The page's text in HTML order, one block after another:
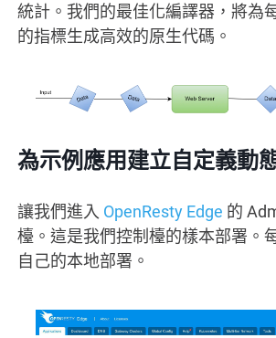
統計。我們的最佳化編譯器，將為
的指標生成高效的原生代碼。
為示例應用建立自定義動
讓我們進入 OpenResty Edge 的
檯。這是我們控制檯的樣本部署。
自己的本地部署。